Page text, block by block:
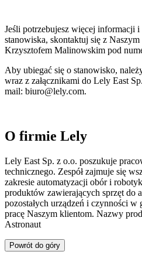
Jeśli potrzebujesz więcej informacji
stanowiska, skontaktuj się z
Krzysztofem Malinowskim pod
Aby ubiegać się o stanowisko,
wraz z załącznikami do Lely East
mail: biuro@lely.com.
O firmie Lely
Lely East Sp. z o.o. poszukuje
technicznego. Zespół zajmuje się
zakresie automatyzacji obór i
produktów zawierających sprzęt do
pozostałych urządzeń i czynności w
pracę Naszym klientom. Nazwy
Astronaut
Powrót do góry